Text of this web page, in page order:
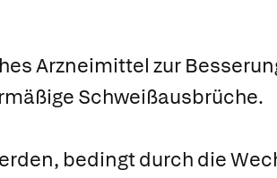
Arzneimittel zur
Schweißausbrüche.
bedingt durch die